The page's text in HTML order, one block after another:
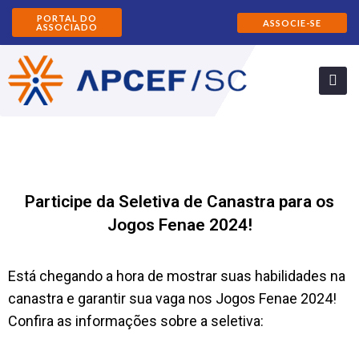
PORTAL DO
ASSOCIADO
ASSOCIE-SE
Participe da Seletiva de Canastra para os
Jogos Fenae 2024!
Está chegando a hora de mostrar suas habilidades na
canastra e garantir sua vaga nos Jogos Fenae 2024!
Confira as informações sobre a seletiva: